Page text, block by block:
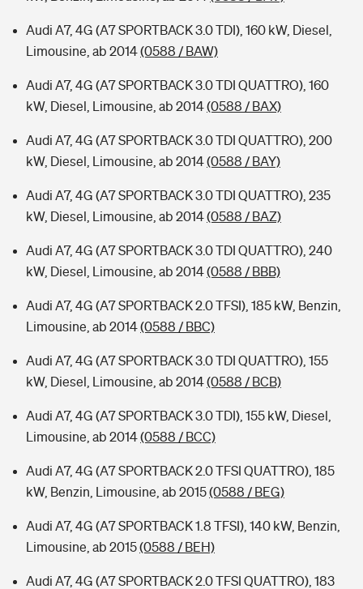
Audi A7, 4G (A7 SPORTBACK 3.0 TDI), 160 kW, Diesel,
Limousine, ab 2014(0588 / BAW)
Audi A7, 4G (A7 SPORTBACK 3.0 TDI QUATTRO), 160
kW, Diesel, Limousine, ab 2014(0588 / BAX)
Audi A7, 4G (A7 SPORTBACK 3.0 TDI QUATTRO), 200
kW, Diesel, Limousine, ab 2014(0588 / BAY)
Audi A7, 4G (A7 SPORTBACK 3.0 TDI QUATTRO), 235
kW, Diesel, Limousine, ab 2014(0588 / BAZ)
Audi A7, 4G (A7 SPORTBACK 3.0 TDI QUATTRO), 240
kW, Diesel, Limousine, ab 2014(0588 / BBB)
Audi A7, 4G (A7 SPORTBACK 2.0 TFSI), 185 kW, Benzin,
Limousine, ab 2014(0588 / BBC)
Audi A7, 4G (A7 SPORTBACK 3.0 TDI QUATTRO), 155
kW, Diesel, Limousine, ab 2014(0588 / BCB)
Audi A7, 4G (A7 SPORTBACK 3.0 TDI), 155 kW, Diesel,
Limousine, ab 2014(0588 / BCC)
Audi A7, 4G (A7 SPORTBACK 2.0 TFSI QUATTRO), 185
kW, Benzin, Limousine, ab 2015(0588 / BEG)
Audi A7, 4G (A7 SPORTBACK 1.8 TFSI), 140 kW, Benzin,
Limousine, ab 2015(0588 / BEH)
Audi A7, 4G (A7 SPORTBACK 2.0 TFSI QUATTRO), 183